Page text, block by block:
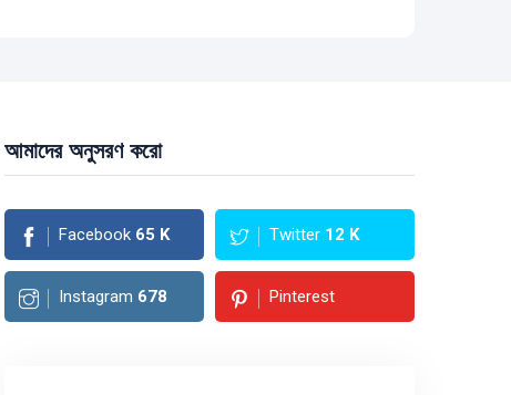
আমাদের অনুসরণ করো
Facebook 65 K Twitter 12 K
Instagram 678 Pinterest